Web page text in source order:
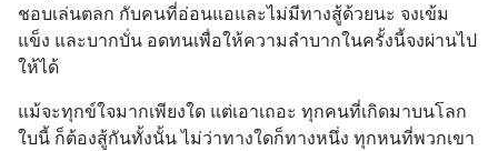
ชอบเล่นตลก กับคนที่อ่อนแอและไม่มีทางสู้ด้วยนะ จงเข้ม
แข็ง และบากบั่น อดทนเพื่อให้ความลำบากในครั้งนี้จงผ่านไป
ให้ได้
แม้จะทุกข์ใจมากเพียงใด แต่เอาเถอะ ทุกคนที่เกิดมาบนโลก
ใบนี้ ก็ต้องสู้กันทั้งนั้น ไม่ว่าทางใดก็ทางหนึ่ง ทุกหนที่พวกเขา